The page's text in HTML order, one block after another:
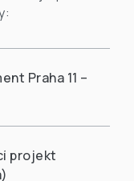
Praha 11 –
projekt